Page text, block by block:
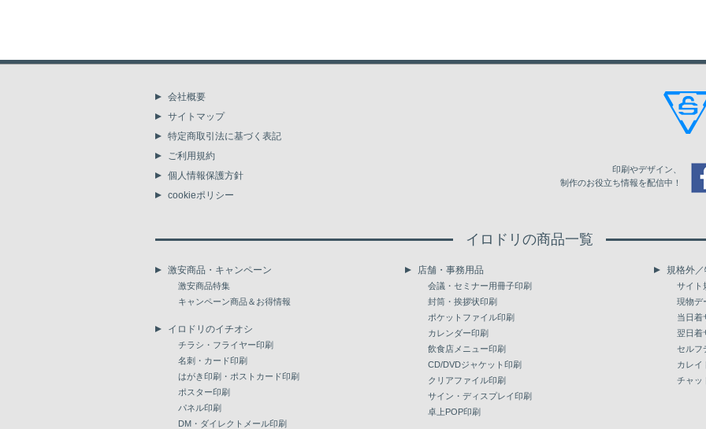
会社概要
サイトマップ
特定商取引法に基づく表記
ご利用規約
個人情報保護方針
cookieポリシー
印刷やデザイン、
制作のお役立ち情報を配信中！
イロドリの商品一覧
激安商品・キャンペーン
激安商品特集
キャンペーン商品＆お得情報
イロドリのイチオシ
チラシ・フライヤー印刷
名刺・カード印刷
はがき印刷・ポストカード印刷
ポスター印刷
パネル印刷
DM・ダイレクトメール印刷
店舗・事務用品
会議・セミナー用冊子印刷
封筒・挨拶状印刷
ポケットファイル印刷
カレンダー印刷
飲食店メニュー印刷
CD/DVDジャケット印刷
クリアファイル印刷
サイン・ディスプレイ印刷
卓上POP印刷
規格外
サイト
現物デ
当日着
翌日着
セルフ
カレイ
チャッ